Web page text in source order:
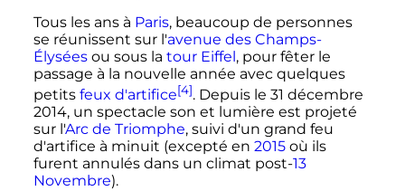
Tous les ans à Paris, beaucoup de personnes
se réunissent sur l'avenue des Champs-
Élyséesou sous la tour Eiffel, pour fêter le
passage à la nouvelle année avec quelques
petits feux d'artifice[4]. Depuis le 31 décembre
2014, un spectacle son et lumière est projeté
sur l'Arc de Triomphe, suivi d'un grand feu
d'artifice à minuit (excepté en 2015où ils
furent annulés dans un climat post-13
Novembre).